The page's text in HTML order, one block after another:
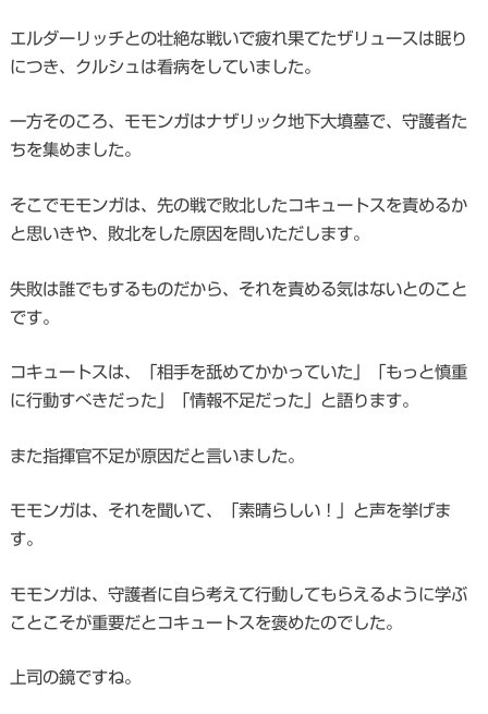
エルダーリッチとの壮絶な戦いで疲れ果てたザリュースは眠り
につき、クルシュは看病をしていました。
一方そのころ、モモンガはナザリック地下大墳墓で、守護者た
ちを集めました。
そこでモモンガは、先の戦で敗北したコキュートスを責めるか
と思いきや、敗北をした原因を問いただします。
失敗は誰でもするものだから、それを責める気はないとのこと
です。
コキュートスは、「相手を舐めてかかっていた」「もっと慎重
に行動すべきだった」「情報不足だった」と語ります。
また指揮官不足が原因だと言いました。
モモンガは、それを聞いて、「素晴らしい！」と声を挙げま
す。
モモンガは、守護者に自ら考えて行動してもらえるように学ぶ
ことこそが重要だとコキュートスを褒めたのでした。
上司の鏡ですね。